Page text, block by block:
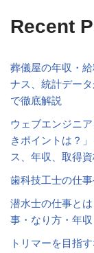
Recent
葬儀屋の年収・
ナス、統計デー
で徹底解説
ウェブエンジニ
きポイントは？
ス、年収、取得
歯科技工士の仕
潜水士の仕事と
事・なり方・年
トリマーを目指